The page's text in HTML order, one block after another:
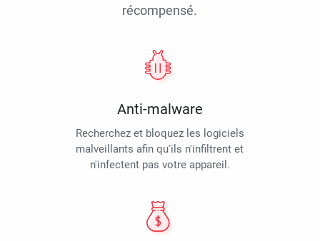
récompensé.
Anti-malware
Recherchez et bloquez les logiciels
malveillants afin qu'ils n'infiltrent et
n'infectent pas votre appareil.